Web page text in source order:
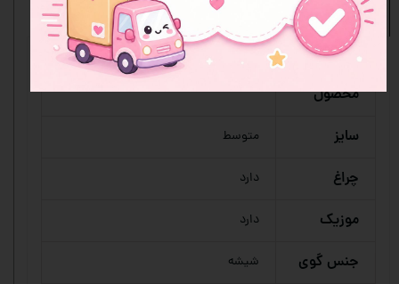
مشخصات محصول نظرات
محصول
سایز متوسط
چراغ دارد
موزیک دارد
جنس گوی شیشه